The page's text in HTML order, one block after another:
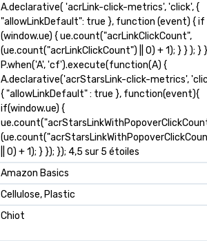
A.declarative( 'acrLink-click-metrics', 'click', {
"allowLinkDefault": true }, function (event) { if
(window.ue) { ue.count("acrLinkClickCount",
(ue.count("acrLinkClickCount") || 0) + 1); } } ); }
P.when('A', 'cf').execute(function(A) {
A.declarative('acrStarsLink-click-metrics',
{ "allowLinkDefault" : true }, function(event){
if(window.ue) {
|| 0) + 1); } }); }); 4,5 sur 5 étoiles
Amazon Basics
Cellulose, Plastic
Chiot